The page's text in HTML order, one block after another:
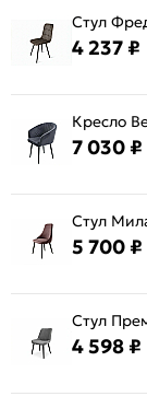
4 237 ₽
7 030 ₽
Стул
5 700 ₽
4 598 ₽